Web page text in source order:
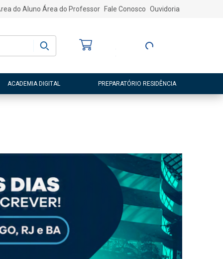
do Aluno Área do Professor Fale Conosco Ouvidoria
Entre ou Cadastre-
ACADEMIA DIGITAL PREPARATÓRIO RESIDÊNCIA